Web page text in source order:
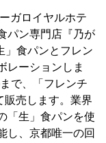
ガロイヤルホテ
パン専門店『乃が
」食パンとフレン
レーションしま
で、「フレンチ
販売します。業界
「生」食パンを使
し、京都唯一の回